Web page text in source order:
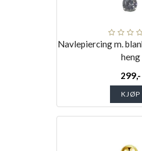
Navlepiercing m.
heng
299,-
KJØP